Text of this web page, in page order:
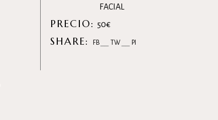
FACIAL
PRECIO: 50€
SHARE: FB TW PI